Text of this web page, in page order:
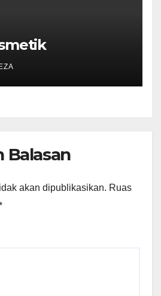
EZA
Balasan
akan dipublikasikan. Ruas